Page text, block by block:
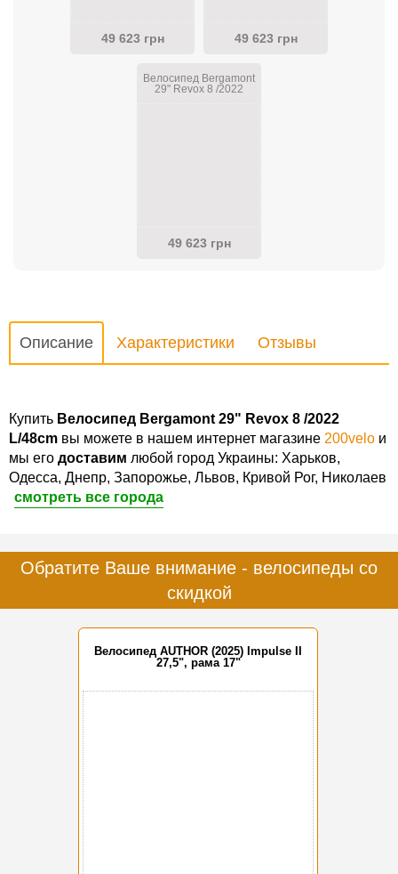
49 623 грн 49 623 грн
Велосипед Bergamont
29" Revox 8 /2022
49 623 грн
Описание Характеристики Отзывы
Купить Велосипед Bergamont 29" Revox 8 /2022
L/48cm вы можете в нашем интернет магазине 200velo и
мы его доставим любой город Украины: Харьков,
Одесса, Днепр, Запорожье, Львов, Кривой Рог, Николаев
смотреть все города
Обратите Ваше внимание - велосипеды со
скидкой
Велосипед AUTHOR (2025) Impulse II
27,5", рама 17"